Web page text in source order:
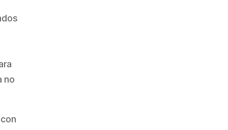
no